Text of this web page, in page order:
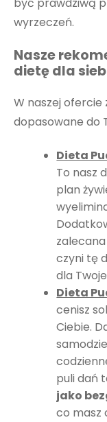
wyrzeczeń.
Nasze
dietę dla
W naszej ofercie
dopasowane do
Dieta
To nasz
plan
czyni tę
dla
Dieta
cenisz
Ciebie.
puli dań
jako
co masz